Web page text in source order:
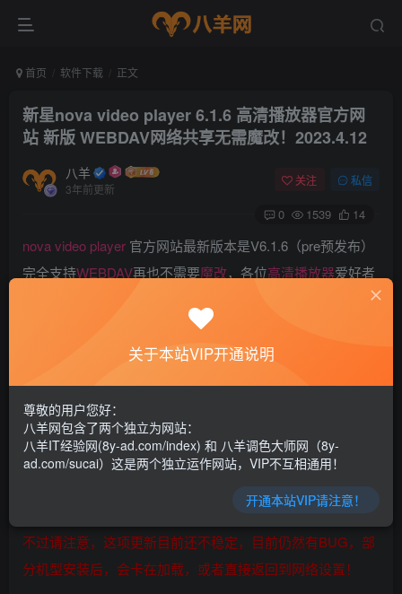
首页 软件下载 正文
新星nova video player 6.1.6 高清播放器官方网
站 新版 WEBDAV网络共享无需魔改！2023.4.12
八羊
3年前更新
关注 私信
0 1539 14
nova video player 官方网站最新版本是V6.1.6（pre预发布）
完全支持WEBDAV再也不需要魔改，各位高清播放器爱好者
了，直接官方原生支持了。相信官
方版本后续会在这方面大力发力，毕竟用户群体在那放着。
不过此次是预先发布，跟测试版差不多，这个还会存在一些
添加 webdav 网络共享支持
为所有网络共享添加网络快捷方式支持
不过请注意，这项更新目前还不稳定，目前仍然有BUG，部
分机型安装后，会卡在加载，或者直接返回到网络设置！
关于本站VIP开通说明
尊敬的用户您好：
八羊网包含了两个独立为网站：
八羊IT经验网(8y-ad.com/index) 和 八羊调色大师网（8y-
ad.com/sucai）这是两个独立运作网站，VIP不互相通用！
开通本站VIP请注意！